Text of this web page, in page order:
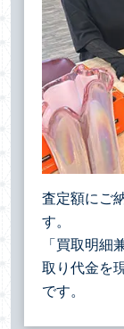
査定額にご
す。
「買取明細
取り代金を
です。